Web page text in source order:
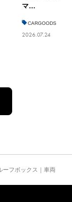
マ…
CARGOODS
2026.07.24
ーフボックス｜車両